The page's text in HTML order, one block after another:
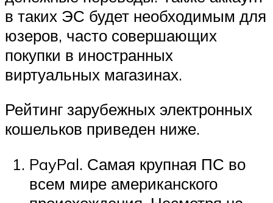
в таких ЭС будет необходимым для
юзеров, часто совершающих
покупки в иностранных
виртуальных магазинах.
Рейтинг зарубежных электронных
кошельков приведен ниже.
PayPal. Самая крупная ПС во
всем мире американского